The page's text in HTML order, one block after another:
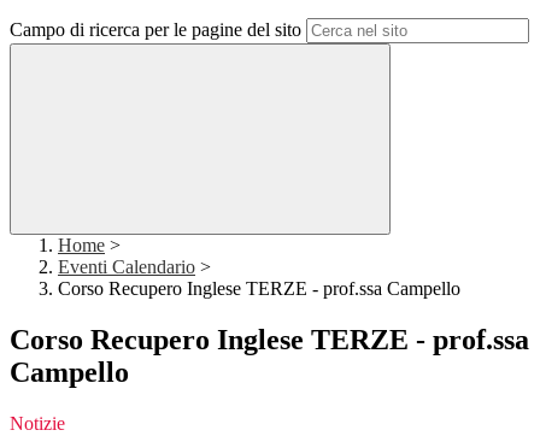
Campo di ricerca per le pagine del sito
Home >
Eventi Calendario >
Corso Recupero Inglese TERZE - prof.ssa Campello
Corso Recupero Inglese TERZE - prof.ssa
Campello
Notizie